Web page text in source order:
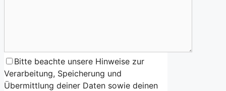
Bitte beachte unsere Hinweise zur
Verarbeitung, Speicherung und
Übermittlung deiner Daten sowie deinen